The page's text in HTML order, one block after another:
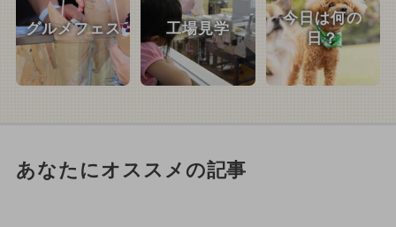
グルメフェス 工場見学
今日は何の
日？
あなたにオススメの記事